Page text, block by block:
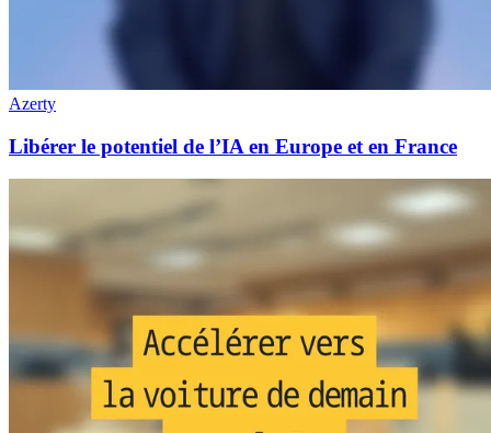
Azerty
Libérer le potentiel de l’IA en Europe et en France